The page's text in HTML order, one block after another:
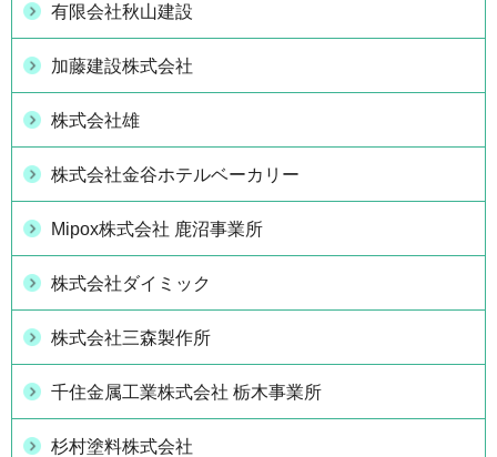
有限会社秋山建設
加藤建設株式会社
株式会社雄
株式会社金谷ホテルベーカリー
Mipox株式会社 鹿沼事業所
株式会社ダイミック
株式会社三森製作所
千住金属工業株式会社 栃木事業所
杉村塗料株式会社